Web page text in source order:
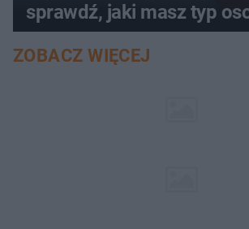
sprawdź, jaki masz typ
ZOBACZ WIĘCEJ